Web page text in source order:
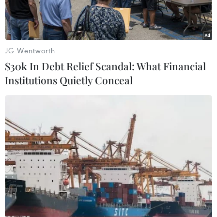
Những đám đông xuất hiện khắp nơi trên các tuyến phố ở
Vientiane, nhảy múa, reo hò và té nước. (Ảnh: Phạm
Kiên/TTXVN)
Sáng 14/4, người dân trên khắp đất nước Triệu
Voi bắt đầu các hoạt động vui đón tết cổ truyền
dân tộc, còn gọi là Bun Hốt Nặm (Hội Té nước)
JG Wentworth
$30k In Debt Relief Scandal: What Financial
Institutions Quietly Conceal